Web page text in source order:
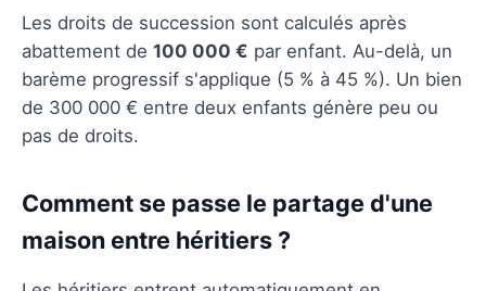
Les droits de succession sont calculés après
abattement de 100 000 € par enfant. Au-delà, un
barème progressif s'applique (5 % à 45 %). Un bien
de 300 000 € entre deux enfants génère peu ou
pas de droits.
Comment se passe le partage d'une
maison entre héritiers ?